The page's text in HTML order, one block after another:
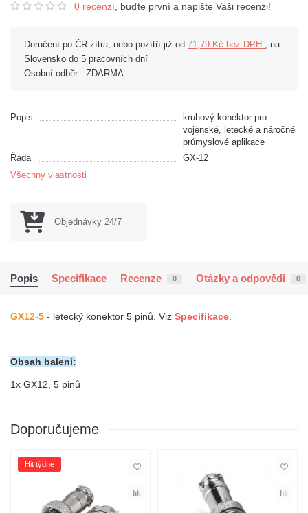
0 recenzí, buďte první a napište Vaši recenzi!
Doručení po ČR zítra, nebo pozítří již od 71,79 Kč bez DPH , na
Slovensko do 5 pracovních dní
Osobní odběr - ZDARMA
Popis
kruhový konektor pro
vojenské, letecké a náročné
průmyslové aplikace
Řada
GX-12
Všechny vlastnosti
Objednávky 24/7
Popis Specifikace Recenze 0 Otázky a odpovědi 0
GX12-5 - letecký konektor 5 pinů. Viz Specifikace.
Obsah balení:
1x GX12, 5 pinů
Doporučujeme
Hit týdne